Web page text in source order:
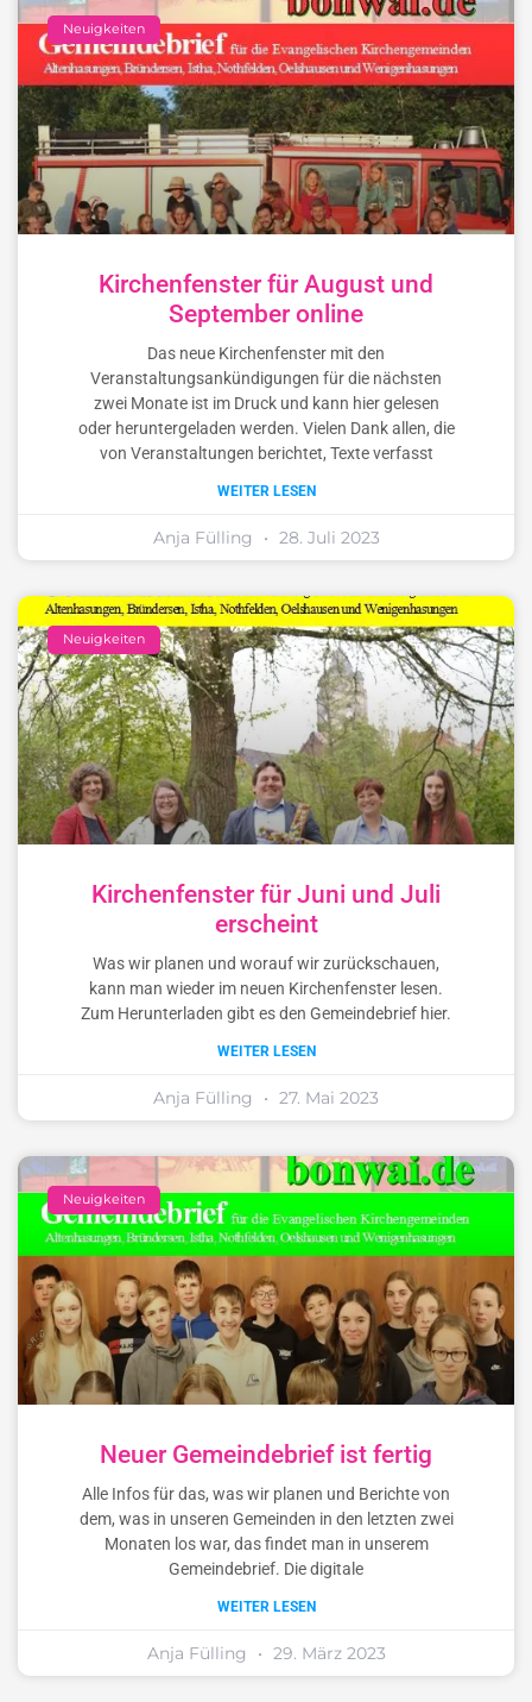
Neuigkeiten
Kirchenfenster für August und
September online
Das neue Kirchenfenster mit den
Veranstaltungsankündigungen für die nächsten
zwei Monate ist im Druck und kann hier gelesen
oder heruntergeladen werden. Vielen Dank allen, die
von Veranstaltungen berichtet, Texte verfasst
WEITER LESEN
Anja Fülling 28. Juli 2023
Neuigkeiten
Kirchenfenster für Juni und Juli
erscheint
Was wir planen und worauf wir zurückschauen,
kann man wieder im neuen Kirchenfenster lesen.
Zum Herunterladen gibt es den Gemeindebrief hier.
WEITER LESEN
Anja Fülling 27. Mai 2023
Neuigkeiten
Neuer Gemeindebrief ist fertig
Alle Infos für das, was wir planen und Berichte von
dem, was in unseren Gemeinden in den letzten zwei
Monaten los war, das findet man in unserem
Gemeindebrief. Die digitale
WEITER LESEN
Anja Fülling 29. März 2023